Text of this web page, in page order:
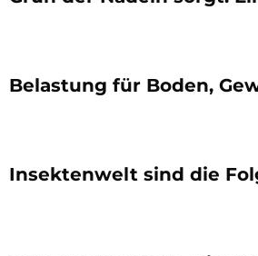
Belastung für Boden,
Insektenwelt sind die